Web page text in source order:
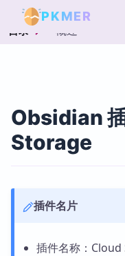
PKMER
目录 概述
Obsidian
Storage
插件名片
插件名称：